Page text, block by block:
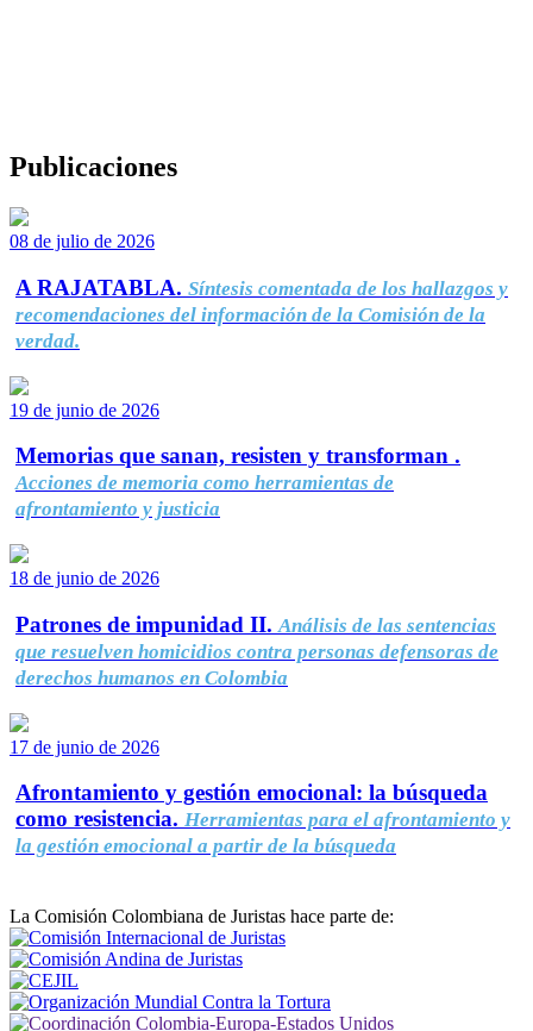
Publicaciones
08 de julio de 2026
A RAJATABLA. Síntesis comentada de los hallazgos y
recomendaciones del información de la Comisión de la
verdad.
19 de junio de 2026
Memorias que sanan, resisten y transforman .
Acciones de memoria como herramientas de
afrontamiento y justicia
18 de junio de 2026
Patrones de impunidad II. Análisis de las sentencias
que resuelven homicidios contra personas defensoras de
derechos humanos en Colombia
17 de junio de 2026
Afrontamiento y gestión emocional: la búsqueda
como resistencia. Herramientas para el afrontamiento y
la gestión emocional a partir de la búsqueda
La Comisión Colombiana de Juristas hace parte de: